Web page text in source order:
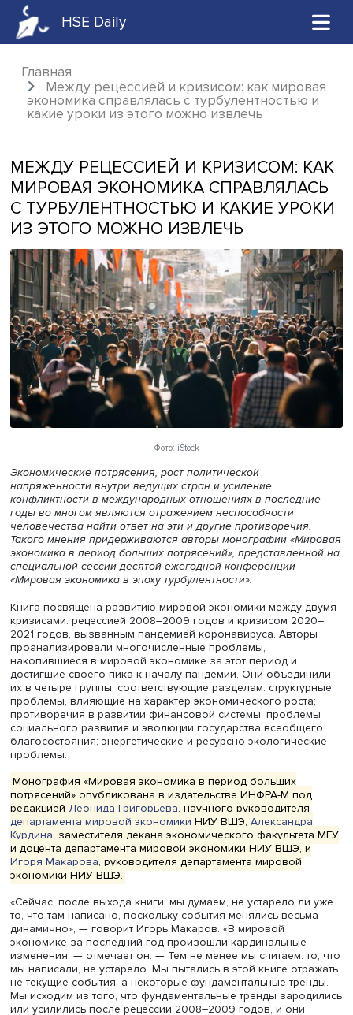
HSE Daily
Главная
Между рецессией и кризисом: как
экономика справлялась с
МЕЖДУ РЕЦЕССИЕЙ И КРИЗИСОМ:
МИРОВАЯ ЭКОНОМИКА
С ТУРБУЛЕНТНОСТЬЮ И КАКИЕ
ИЗ ЭТОГО МОЖНО ИЗВЛЕЧЬ
Фото: iStock
Экономические потрясения, рост политической
напряженности внутри ведущих стран и усиление
конфликтности в международных отношениях в
годы во многом являются отражением неспособности
человечества найти ответ на эти и другие
Такого мнения придерживаются авторы монографии
экономика в период больших потрясений»,
специальной сессии десятой ежегодной конференции
«Мировая экономика в эпоху турбулентности».
Книга посвящена развитию мировой экономики между
кризисами: рецессией 2008–2009 годов и кризисом
2021 годов, вызванным пандемией коронавируса.
проанализировали многочисленные проблемы,
накопившиеся в мировой экономике за этот период и
достигшие своего пика к началу пандемии. Они
их в четыре группы, соответствующие разделам:
проблемы, влияющие на характер экономического
противоречия в развитии финансовой системы;
социального развития и эволюции государства
благосостояния; энергетические и ресурсно-
проблемы.
Монография «Мировая экономика в период больших
потрясений» опубликована в издательстве ИНФРА-М
редакциейЛеонида Григорьева, научного
департамента мировой экономикиНИУ ВШЭ,
Курдина, заместителя декана экономического
и доцента департамента мировой экономики НИУ ВШЭ,
Игоря Макарова, руководителя департамента мировой
экономики НИУ ВШЭ.